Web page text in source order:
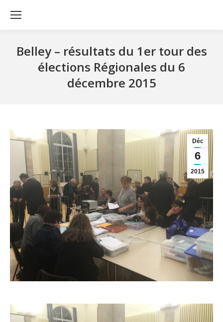
Belley – résultats du 1er tour des
élections Régionales du 6
décembre 2015
Déc
6
2015